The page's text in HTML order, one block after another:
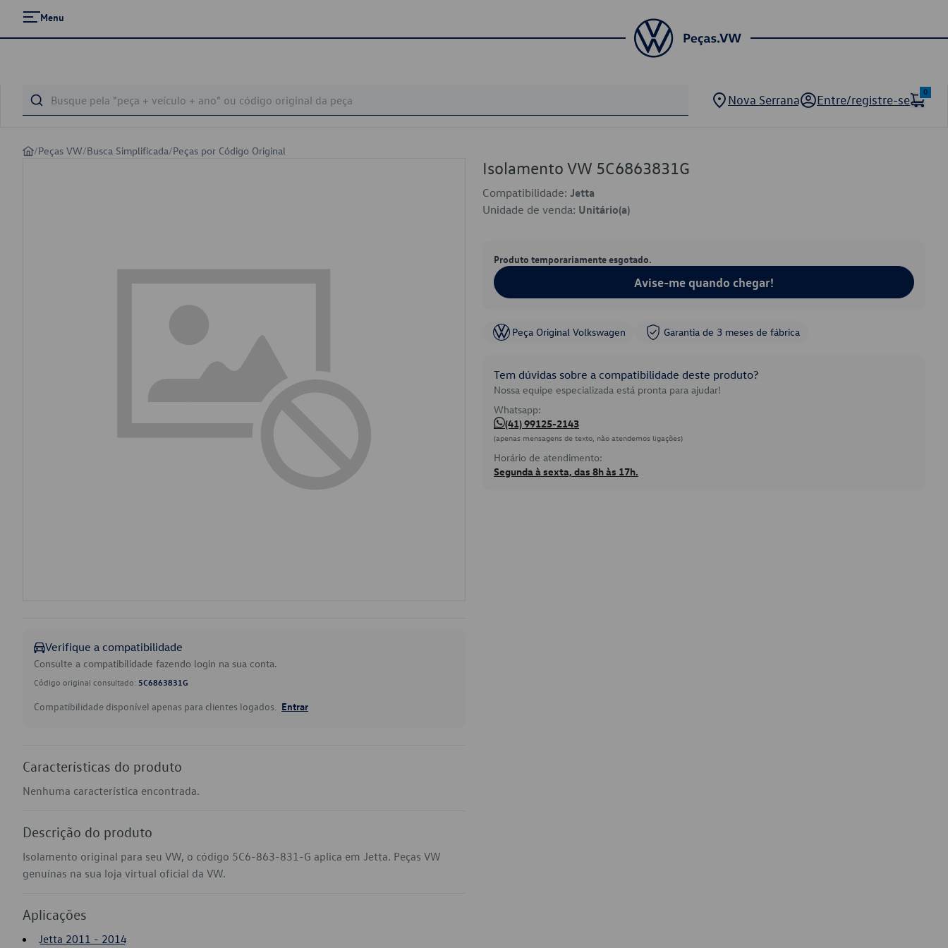
Menu
Nova Serrana Entre/registre-se
0
/Peças VW/Busca Simplificada/Peças por Código Original
Verifique a compatibilidade
Consulte a compatibilidade fazendo login na sua conta.
Código original consultado: 5C6863831G
Compatibilidade disponível apenas para clientes logados. Entrar
Características do produto
Nenhuma característica encontrada.
Descrição do produto
Isolamento original para seu VW, o código 5C6-863-831-G aplica em Jetta. Peças VW
genuínas na sua loja virtual oficial da VW.
Aplicações
Jetta 2011 - 2014
Isolamento VW 5C6863831G
Compatibilidade: Jetta
Unidade de venda: Unitário(a)
Produto temporariamente esgotado.
Avise-me quando chegar!
Peça Original Volkswagen Garantia de 3 meses de fábrica
Tem dúvidas sobre a compatibilidade deste produto?
Nossa equipe especializada está pronta para ajudar!
Whatsapp:
(41) 99125-2143
(apenas mensagens de texto, não atendemos ligações)
Horário de atendimento:
Segunda à sexta, das 8h às 17h.